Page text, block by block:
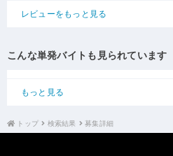
レビューをもっと見る
こんな単発バイトも見られています
もっと見る
トップ 検索結果 募集詳細